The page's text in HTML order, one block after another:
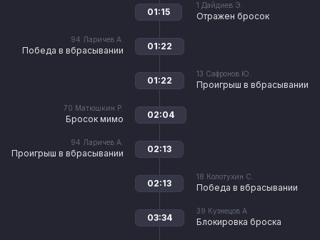
1 Дайдиев Э.
Отражен бросок
01:15
94 Ларичев А.
Победа в вбрасывании 01:22
13 Сафронов Ю.
Проигрыш в вбрасывании
01:22
70 Матюшкин Р.
Бросок мимо 02:04
94 Ларичев А.
Проигрыш в вбрасывании 02:13
18 Колотухин С.
Победа в вбрасывании
02:13
39 Кузнецов А.
Блокировка броска
03:34